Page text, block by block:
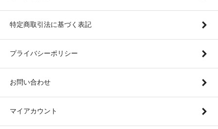
特定商取引法に基づく表記
プライバシーポリシー
お問い合わせ
マイアカウント